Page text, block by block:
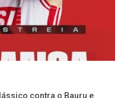
contra o Bauru e